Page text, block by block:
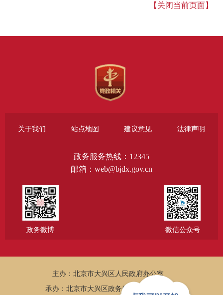
【关闭当前页面】
关于我们 站点地图 建议意见 法律声明
政务服务热线：12345
邮箱：web@bjdx.gov.cn
政务微博 微信公众号
主办：北京市大兴区人民政府办公室
承办：北京市大兴区政务服务和数据管理局